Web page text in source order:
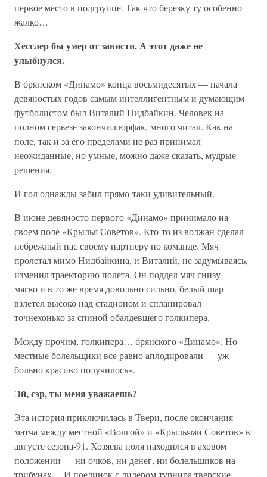
первое место в подгруппе. Так что березку ту особенно
жалко…
Хесслер бы умер от зависти. А этот даже не
улыбнулся.
В брянском «Динамо» конца восьмидесятых — начала
девяностых годов самым интеллигентным и думающим
футболистом был Виталий Нидбайкин. Человек на
полном серьезе закончил юрфак, много читал. Как на
поле, так и за его пределами не раз принимал
неожиданные, но умные, можно даже сказать, мудрые
решения.
И гол однажды забил прямо-таки удивительный.
В июне девяносто первого «Динамо» принимало на
своем поле «Крылья Советов». Кто-то из волжан сделал
небрежный пас своему партнеру по команде. Мяч
пролетал мимо Нидбайкина, и Виталий, не задумываясь,
изменил траекторию полета. Он поддел мяч снизу —
мягко и в то же время довольно сильно, белый шар
взлетел высоко над стадионом и спланировал
точнехонько за спиной обалдевшего голкипера.
Между прочим, голкипера… брянского «Динамо». Но
местные болельщики все равно аплодировали — уж
больно красиво получилось».
Эй, сэр, ты меня уважаешь?
Эта история приключилась в Твери, после окончания
матча между местной «Волгой» и «Крыльями Советов» в
августе сезона-91. Хозяева поля находился в аховом
положении — ни очков, ни денег, ни болельщиков на
трибунах… И поединок с лидером турнира тверские